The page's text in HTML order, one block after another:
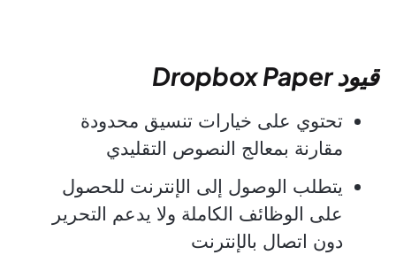
قيود Dropbox Paper
تحتوي على خيارات تنسيق محدودة
مقارنة بمعالج النصوص التقليدي
يتطلب الوصول إلى الإنترنت للحصول
على الوظائف الكاملة ولا يدعم التحرير
دون اتصال بالإنترنت